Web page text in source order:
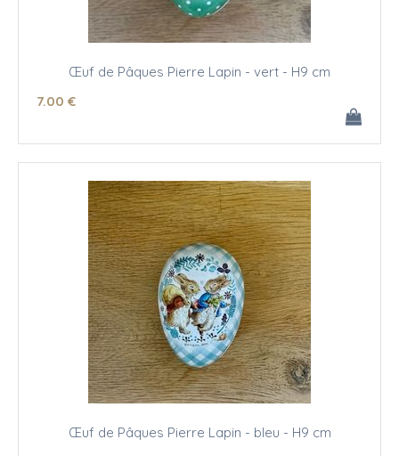
Œuf de Pâques Pierre Lapin - vert - H9 cm
7.00 €
Œuf de Pâques Pierre Lapin - bleu - H9 cm